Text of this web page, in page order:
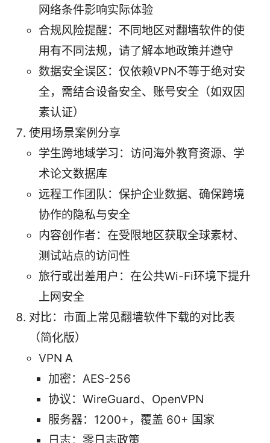
网络条件影响实际体验
合规风险提醒：不同地区对翻墙软件的使
用有不同法规，请了解本地政策并遵守
数据安全误区：仅依赖VPN不等于绝对安
全，需结合设备安全、账号安全（如双因
素认证）
使用场景案例分享
学生跨地域学习：访问海外教育资源、学
术论文数据库
远程工作团队：保护企业数据、确保跨境
协作的隐私与安全
内容创作者：在受限地区获取全球素材、
测试站点的访问性
旅行或出差用户：在公共Wi-Fi环境下提升
上网安全
对比：市面上常见翻墙软件下载的对比表
（简化版）
VPN A
加密：AES-256
协议：WireGuard、OpenVPN
服务器：1200+，覆盖 60+ 国家